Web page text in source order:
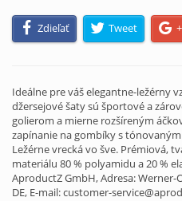
Zdieľať Tweet
Ideálne pre váš elegantne-ležérny
džersejové šaty sú športové a
golierom a mierne rozšíreným
zapínanie na gombíky s
Ležérne vrecká vo šve. Prémiová,
materiálu 80 % polyamidu a 20 %
AproductZ GmbH, Adresa:
DE, E-mail: customer-